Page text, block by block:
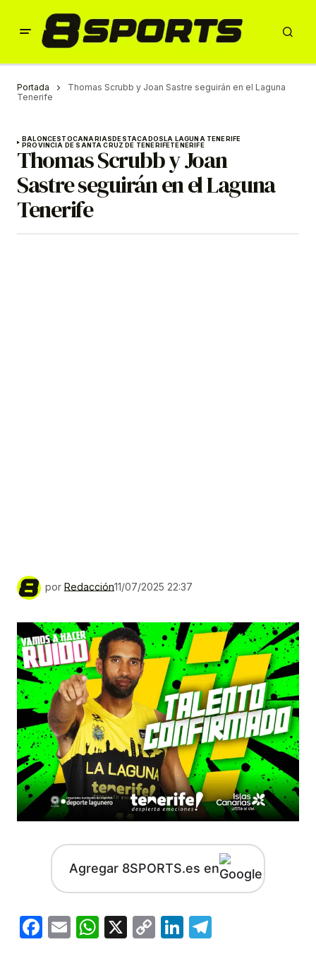
Portada
Thomas Scrubb y Joan Sastre seguirán en el Laguna
Tenerife
BALONCESTOCANARIASDESTACADOSLA LAGUNA TENERIFE
PROVINCIA DE SANTA CRUZ DE TENERIFETENERIFE
Thomas Scrubb y Joan
Sastre seguirán en el Laguna
Tenerife
por Redacción11/07/2025 22:37
Agregar 8SPORTS.es en
Facebook
EmailWhatsApp
X
CopyLinkedIn